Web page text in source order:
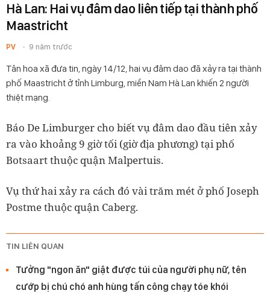
Hà Lan: Hai vụ đâm dao liên tiếp tại thành phố
Maastricht
PV 9 năm trước
Tân hoa xã đưa tin, ngày 14/12, hai vụ đâm dao đã xảy ra tại thành
phố Maastricht ở tỉnh Limburg, miền Nam Hà Lan khiến 2 người
thiệt mạng.
Báo De Limburger cho biết vụ đâm dao đầu tiên xảy
ra vào khoảng 9 giờ tối (giờ địa phương) tại phố
Botsaart thuộc quận Malpertuis.
Vụ thứ hai xảy ra cách đó vài trăm mét ở phố Joseph
Postme thuộc quận Caberg.
TIN LIÊN QUAN
Tưởng "ngon ăn" giật được túi của người phụ nữ, tên
cướp bị chú chó anh hùng tấn công chạy tóe khói